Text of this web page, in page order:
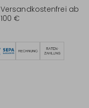
Versandkostenfrei ab
100 €